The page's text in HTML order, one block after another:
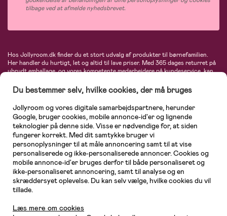
tilbage ved at afmelde nyhedsbrevet.
Hos Jollyroom.dk finder du et stort udvalg af produkter til børnefamilien.
Her handler du hurtigt, let og altid til lave priser. Med 365 dages returret på
ubrudt emballage, og vores kompetente medarbejdere på kundeservice, kan
barnevogne, autostole, børne- og babytøj, produkter til gravide og ammende
mødre, indretning og inspiration, legetøj, babyudstyr og meget mere. Vi
tilbyder produkter fra velkendte varemærker som Britax, Maxi-Cosi, Baby
Jogger, BabyBjörn, Didriksons, KidKraft, Ergobaby, Phillips Avent, Neonate,
Cybex, LEGO og mange flere. Kort sagt - et kæmpe sortiment venter på dig!
Du bestemmer selv, hvilke cookies, der må bruges
Jollyroom og vores digitale samarbejdspartnere, herunder
Google, bruger cookies, mobile annonce-id'er og lignende
teknologier på denne side. Visse er nødvendige for, at siden
fungerer korrekt. Med dit samtykke bruger vi
personoplysninger til at måle annoncering samt til at vise
personaliserede og ikke-personaliserede annoncer. Cookies og
mobile annonce-id'er bruges derfor til både personaliseret og
ikke-personaliseret annoncering, samt til analyse og en
skræddersyet oplevelse. Du kan selv vælge, hvilke cookies du vil
tillade.
Læs mere om cookies